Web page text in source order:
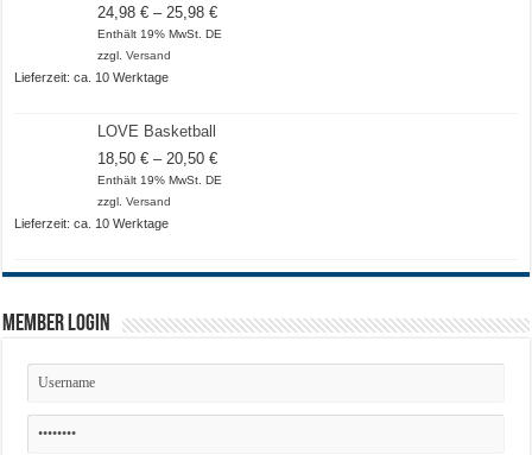
24,98€ – 25,98€Preisspanne:
24,98 €
Enthält 19% MwSt. DE
zzgl.Versand
Lieferzeit: ca. 10 Werktage
LOVE Basketball
18,50€ – 20,50€Preisspanne:
18,50 €
Enthält 19% MwSt. DE
zzgl.Versand
Lieferzeit: ca. 10 Werktage
Member Login